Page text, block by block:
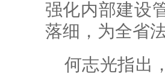
强化内部建设
落细，为全省
何志光指出